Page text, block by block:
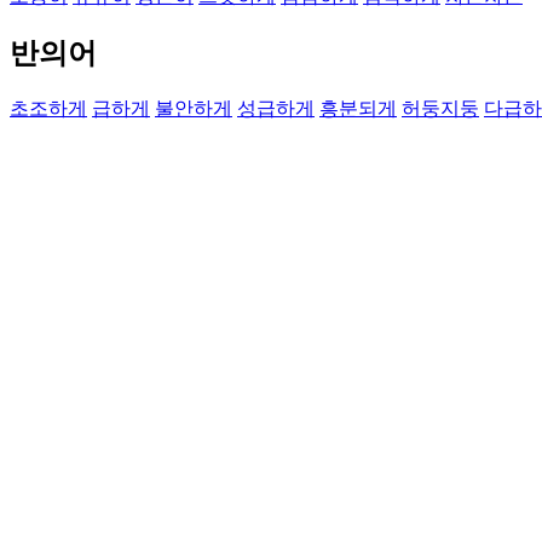
반의어
초조하게 급하게 불안하게 성급하게 흥분되게 허둥지둥 다급